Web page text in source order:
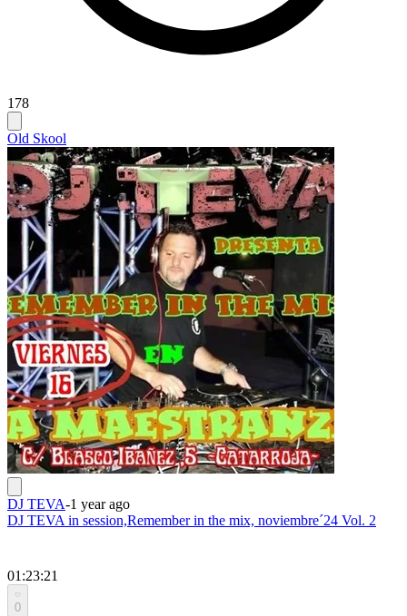
178
Old Skool
DJ TEVA-1 year ago
DJ TEVA in session,Remember in the mix, noviembre´24 Vol. 2
01:23:21
0